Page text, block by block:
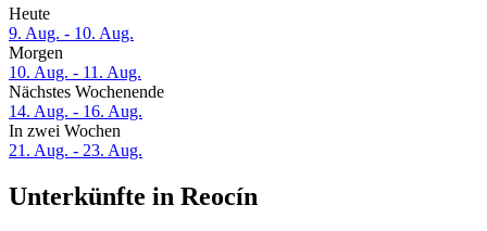
Heute
9. Aug. - 10. Aug.
Morgen
10. Aug. - 11. Aug.
Nächstes Wochenende
14. Aug. - 16. Aug.
In zwei Wochen
21. Aug. - 23. Aug.
Unterkünfte in Reocín